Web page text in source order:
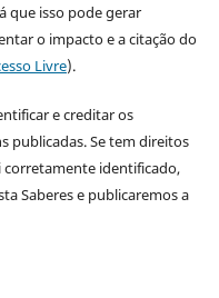
que isso pode gerar
o impacto e a citação do
Livre).
e creditar os
publicadas. Se tem direitos
corretamente identificado,
Saberes e publicaremos a